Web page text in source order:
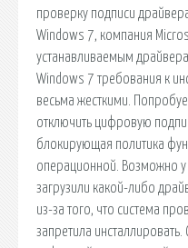
проверку подписи
Windows 7, компания
устанавливаемым
Windows 7 требования к
весьма жесткими.
отключить цифровую
блокирующая политика
операционной. Возможно у
загрузили какой-либо
из-за того, что система
запретила